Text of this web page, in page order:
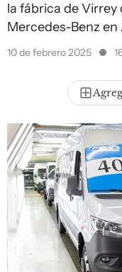
la fábrica de
Mercedes-Benz
10 de febrero 2025